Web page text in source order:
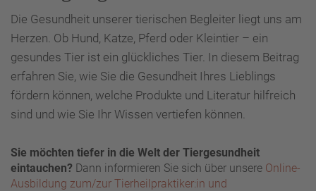
Die Gesundheit unserer tierischen Begleiter liegt uns am
Herzen. Ob Hund, Katze, Pferd oder Kleintier – ein
gesundes Tier ist ein glückliches Tier. In diesem Beitrag
erfahren Sie, wie Sie die Gesundheit Ihres Lieblings
fördern können, welche Produkte und Literatur hilfreich
sind und wie Sie Ihr Wissen vertiefen können.
Sie möchten tiefer in die Welt der Tiergesundheit
eintauchen? Dann informieren Sie sich über unsere Online-
Ausbildung zum/zur Tierheilpraktiker:in und